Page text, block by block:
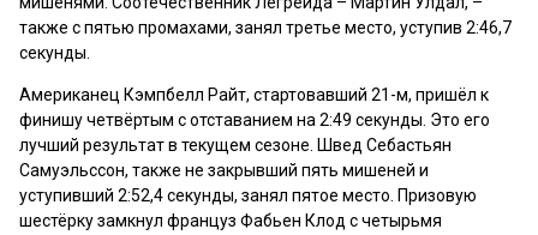
также с пятью промахами, занял третье место, уступив 2:46,7
секунды.
Американец Кэмпбелл Райт, стартовавший 21-м, пришёл к
финишу четвёртым с отставанием на 2:49 секунды. Это его
лучший результат в текущем сезоне. Швед Себастьян
Самуэльссон, также не закрывший пять мишеней и
уступивший 2:52,4 секунды, занял пятое место. Призовую
шестёрку замкнул француз Фабьен Клод с четырьмя